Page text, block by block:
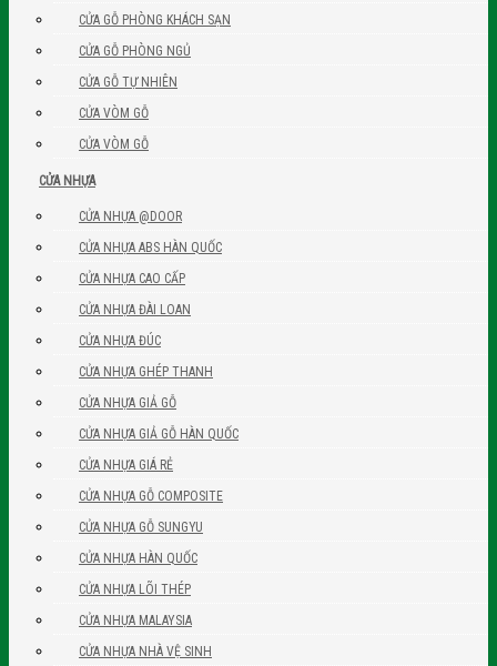
CỬA GỖ PHÒNG KHÁCH SẠN
CỬA GỖ PHÒNG NGỦ
CỬA GỖ TỰ NHIÊN
CỬA VÒM GỖ
CỬA VÒM GỖ
CỬA NHỰA
CỬA NHỰA @DOOR
CỬA NHỰA ABS HÀN QUỐC
CỬA NHỰA CAO CẤP
CỬA NHỰA ĐÀI LOAN
CỬA NHỰA ĐÚC
CỬA NHỰA GHÉP THANH
CỬA NHỰA GIẢ GỖ
CỬA NHỰA GIẢ GỖ HÀN QUỐC
CỬA NHỰA GIÁ RẺ
CỬA NHỰA GỖ COMPOSITE
CỬA NHỰA GỖ SUNGYU
CỬA NHỰA HÀN QUỐC
CỬA NHỰA LÕI THÉP
CỬA NHỰA MALAYSIA
CỬA NHỰA NHÀ VỆ SINH